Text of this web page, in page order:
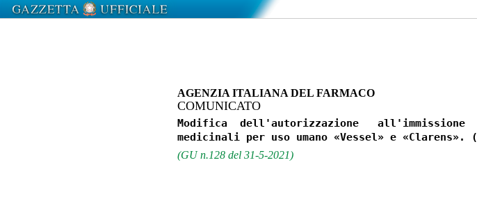
AGENZIA ITALIANA DEL FARMACO
COMUNICATO
Modifica  dell'autorizzazione   all'immissione
(GU n.128 del 31-5-2021)